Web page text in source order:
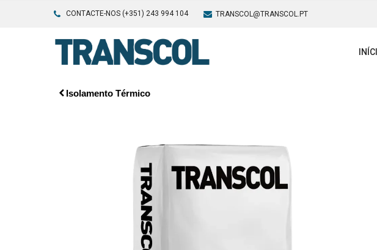
CONTACTE-NOS (+351) 243 994 104 TRANSCOL@TRANSCOL.PT
Isolamento Térmico